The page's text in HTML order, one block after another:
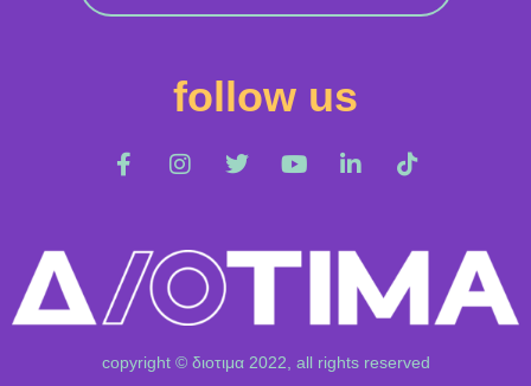
follow us
copyright © διοτιμα 2022, all rights reserved